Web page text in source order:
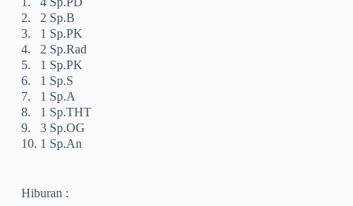
2.
2 Sp.B
3.
1 Sp.PK
4.
2 Sp.Rad
5.
1 Sp.PK
6.
1 Sp.S
7.
1 Sp.A
8.
1 Sp.THT
9.
3 Sp.OG
10. 1 Sp.An
Hiburan :